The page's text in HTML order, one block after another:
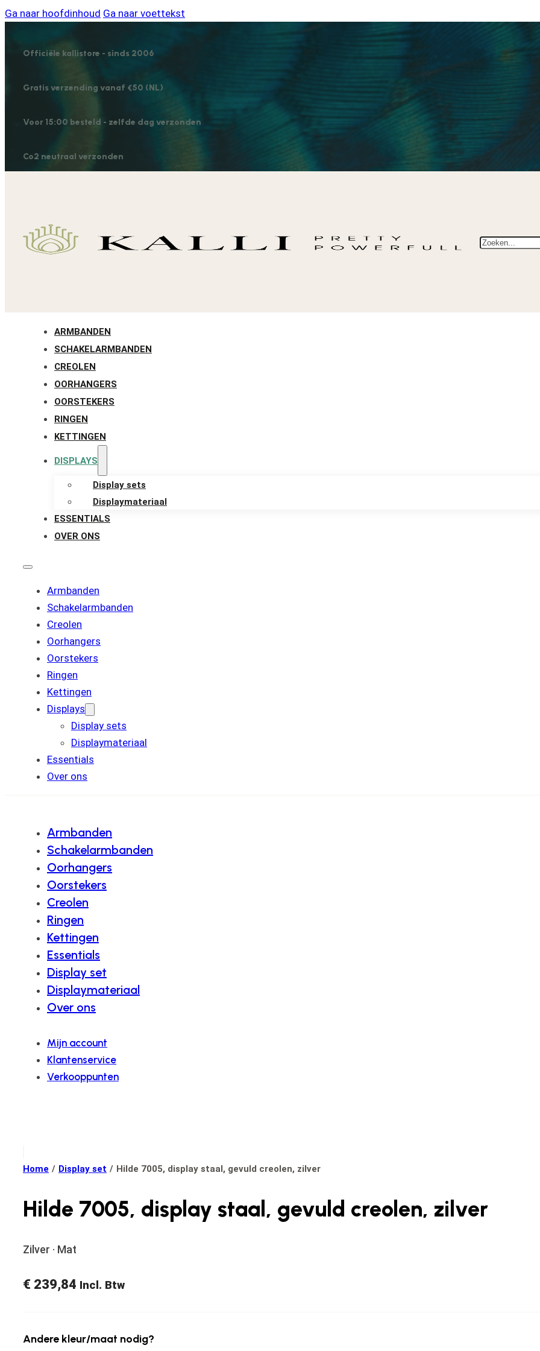
Ga naar hoofdinhoud Ga naar voettekst
Officiële kallistore - sinds 2006
Gratis verzending vanaf €50 (NL)
Voor 15:00 besteld - zelfde dag verzonden
Co2 neutraal verzonden
Zoeken
ARMBANDEN
SCHAKELARMBANDEN
CREOLEN
OORHANGERS
OORSTEKERS
RINGEN
KETTINGEN
DISPLAYS
Display sets
Displaymateriaal
ESSENTIALS
OVER ONS
Armbanden
Schakelarmbanden
Creolen
Oorhangers
Oorstekers
Ringen
Kettingen
Displays
Display sets
Displaymateriaal
Essentials
Over ons
Armbanden
Schakelarmbanden
Oorhangers
Oorstekers
Creolen
Ringen
Kettingen
Essentials
Display set
Displaymateriaal
Over ons
Mijn account
Klantenservice
Verkooppunten
Home / Display set / Hilde 7005, display staal, gevuld creolen, zilver
Hilde 7005, display staal, gevuld creolen, zilver
Zilver · Mat
€ 239,84 Incl. Btw
Andere kleur/maat nodig?